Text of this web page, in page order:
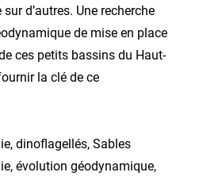
d’autres. Une recherche
de mise en place
ces petits bassins du Haut-
la clé de ce
dinoflagellés, Sables
évolution géodynamique,